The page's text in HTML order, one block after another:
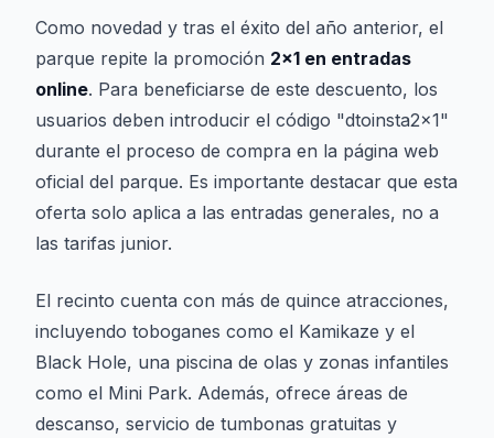
Como novedad y tras el éxito del año anterior, el
parque repite la promoción 2x1 en entradas
online. Para beneficiarse de este descuento, los
usuarios deben introducir el código "dtoinsta2x1"
durante el proceso de compra en la página web
oficial del parque. Es importante destacar que esta
oferta solo aplica a las entradas generales, no a
las tarifas junior.
El recinto cuenta con más de quince atracciones,
incluyendo toboganes como el Kamikaze y el
Black Hole, una piscina de olas y zonas infantiles
como el Mini Park. Además, ofrece áreas de
descanso, servicio de tumbonas gratuitas y